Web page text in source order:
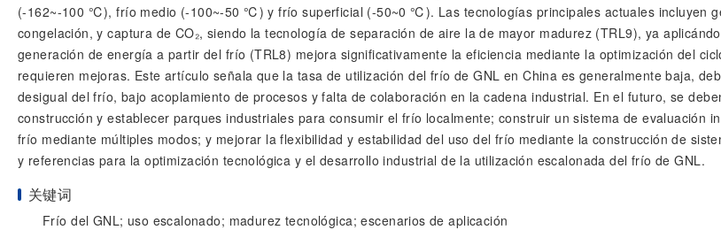
(-162~-100 ℃), frío medio (-100~-50 ℃) y frío superficial (-50~0 ℃). Las tecnologías principales actuales incluyen
congelación, y captura de CO₂, siendo la tecnología de separación de aire la de mayor madurez (TRL9), ya
generación de energía a partir del frío (TRL8) mejora significativamente la eficiencia mediante la optimización del
requieren mejoras. Este artículo señala que la tasa de utilización del frío de GNL en China es generalmente baja,
desigual del frío, bajo acoplamiento de procesos y falta de colaboración en la cadena industrial. En el futuro, se
construcción y establecer parques industriales para consumir el frío localmente; construir un sistema de evaluación
frío mediante múltiples modos; y mejorar la flexibilidad y estabilidad del uso del frío mediante la construcción de
y referencias para la optimización tecnológica y el desarrollo industrial de la utilización escalonada del frío de GNL.
关键词
Frío del GNL; uso escalonado; madurez tecnológica; escenarios de aplicación